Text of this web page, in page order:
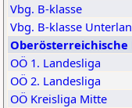
Vbg. B-klasse
Vbg. B-klasse
Oberösterreichische
OÖ 1. Landesliga
OÖ 2. Landesliga
OÖ Kreisliga Mitte